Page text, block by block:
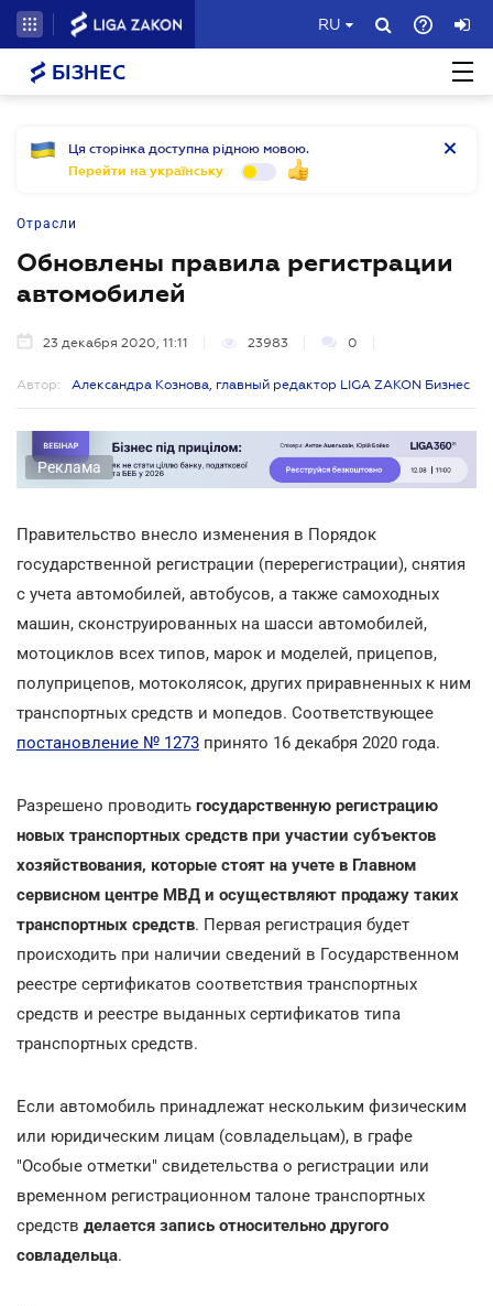
RU
БІЗНЕС
Ця сторінка доступна рідною мовою.
Перейти на українську
Отрасли
Обновлены правила регистрации
автомобилей
23 декабря 2020, 11:11 23983 0
Автор: Александра Кознова, главный редактор LIGA ZAKON Бизнес
Реклама
Правительство внесло изменения в Порядок
государственной регистрации (перерегистрации), снятия
с учета автомобилей, автобусов, а также самоходных
машин, сконструированных на шасси автомобилей,
мотоциклов всех типов, марок и моделей, прицепов,
полуприцепов, мотоколясок, других приравненных к ним
транспортных средств и мопедов. Соответствующее
постановление № 1273 принято 16 декабря 2020 года.
Разрешено проводить государственную регистрацию
новых транспортных средств при участии субъектов
хозяйствования, которые стоят на учете в Главном
сервисном центре МВД и осуществляют продажу таких
транспортных средств. Первая регистрация будет
происходить при наличии сведений в Государственном
реестре сертификатов соответствия транспортных
средств и реестре выданных сертификатов типа
транспортных средств.
Если автомобиль принадлежат нескольким физическим
или юридическим лицам (совладельцам), в графе
"Особые отметки" свидетельства о регистрации или
временном регистрационном талоне транспортных
средств делается запись относительно другого
совладельца.